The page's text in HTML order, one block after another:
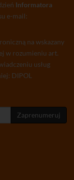
Informatora
e-mail:
na wskazany
w rozumieniu art.
usług
DIPOL
Zaprenumeruj